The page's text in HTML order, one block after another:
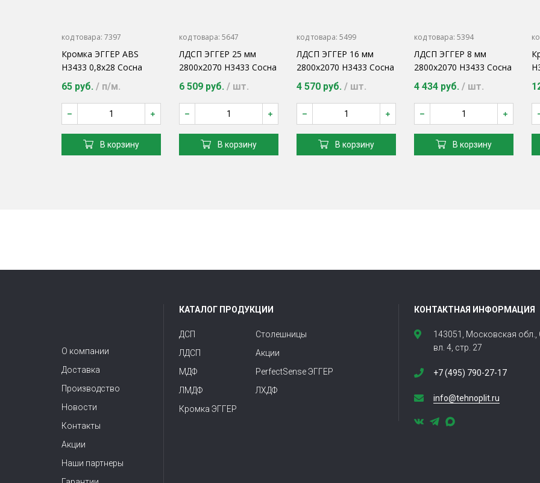
код товара: 7397
Кромка ЭГГЕР ABS
H3433 0,8х28 Сосна
Аланд полярная ST22
65 руб. / п/м.
В корзину
код товара: 5647
ЛДСП ЭГГЕР 25 мм
2800х2070 H3433 Сосна
Аланд полярная ST22
6 509 руб. / шт.
В корзину
код товара: 5499
ЛДСП ЭГГЕР 16 мм
2800х2070 H3433 Сосна
Аланд полярная ST22
4 570 руб. / шт.
В корзину
код товара: 5394
ЛДСП ЭГГЕР 8 мм
2800х2070 H3433 Сосна
Аланд полярная ST22
4 434 руб. / шт.
В корзину
О компании
Доставка
Производство
Новости
Контакты
Акции
Наши партнеры
КАТАЛОГ ПРОДУКЦИИ
ДСП
ЛДСП
МДФ
ЛМДФ
Кромка ЭГГЕР
Столешницы
Акции
PerfectSense ЭГГЕР
ЛХДФ
КОНТАКТНАЯ ИНФОРМАЦИЯ
143051, Московская
вл. 4, стр. 27
+7 (495) 790-27-17
info@tehnoplit.ru